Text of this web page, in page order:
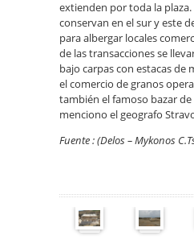
extienden por toda la plaza.
conservan en el sur y este
para albergar locales
de las transacciones se
bajo carpas con estacas de
el comercio de granos
también el famoso bazar de
menciono el geografo
Fuente : (Delos – Mykonos